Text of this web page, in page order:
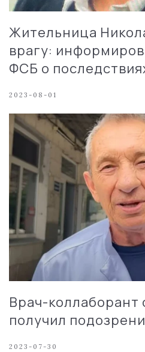
Жительница
врагу:
ФСБ о
2023-08-01
Врач-
получил
2023-07-30